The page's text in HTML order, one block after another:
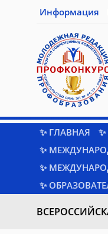
Информация
✨ ГЛАВНАЯ
✨
✨
✨